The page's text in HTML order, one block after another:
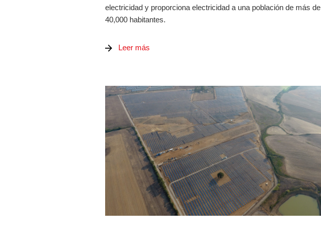
electricidad y proporciona electricidad a una población de más de
40,000 habitantes.
Leer más